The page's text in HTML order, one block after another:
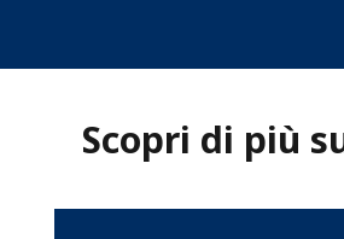
e
Scopri di più